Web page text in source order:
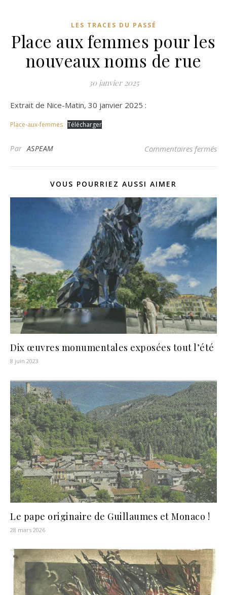
LES TRACES DU PASSÉ
Place aux femmes pour les
nouveaux noms de rue
30 janvier 2025
Extrait de Nice-Matin, 30 janvier 2025 :
Place-aux-femmes Télécharger
ParASPEAM Commentaires fermés
VOUS POURRIEZ AUSSI AIMER
Dix œuvres monumentales exposées tout l’été
8 juin 2023
Le pape originaire de Guillaumes et Monaco !
28 mars 2026